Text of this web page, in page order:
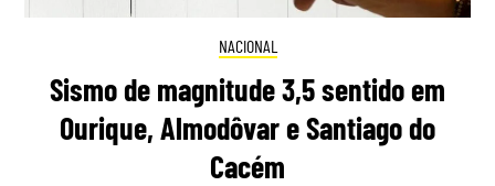
NACIONAL
Sismo de magnitude 3,5 sentido em
Ourique, Almodôvar e Santiago do
Cacém